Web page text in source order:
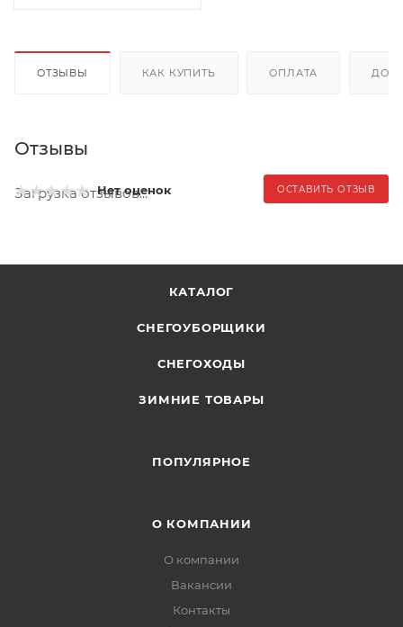
ОТЗЫВЫ КАК КУПИТЬ ОПЛАТА
Отзывы
Нет оценок ОСТАВИТЬ ОТЗЫВ
Загрузка отзывов...
КАТАЛОГ
СНЕГОУБОРЩИКИ
СНЕГОХОДЫ
ЗИМНИЕ ТОВАРЫ
ПОПУЛЯРНОЕ
О КОМПАНИИ
О компании
Вакансии
Контакты